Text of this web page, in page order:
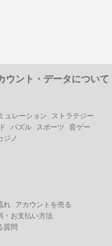
ウント・データについて
ュレーション
ストラテジー
パズル スポーツ
音ゲー
ジノ
れ
アカウントを売る
・お支払い方法
質問